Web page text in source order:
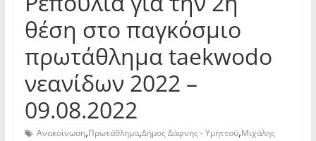
θέση στο παγκόσμιο
πρωτάθλημα taekwodo
νεανίδων 2022 –
09.08.2022
Ανακοίνωση,Πρωτάθλημα,Δήμος Δάφνης - Υμηττού,Μιχάλης